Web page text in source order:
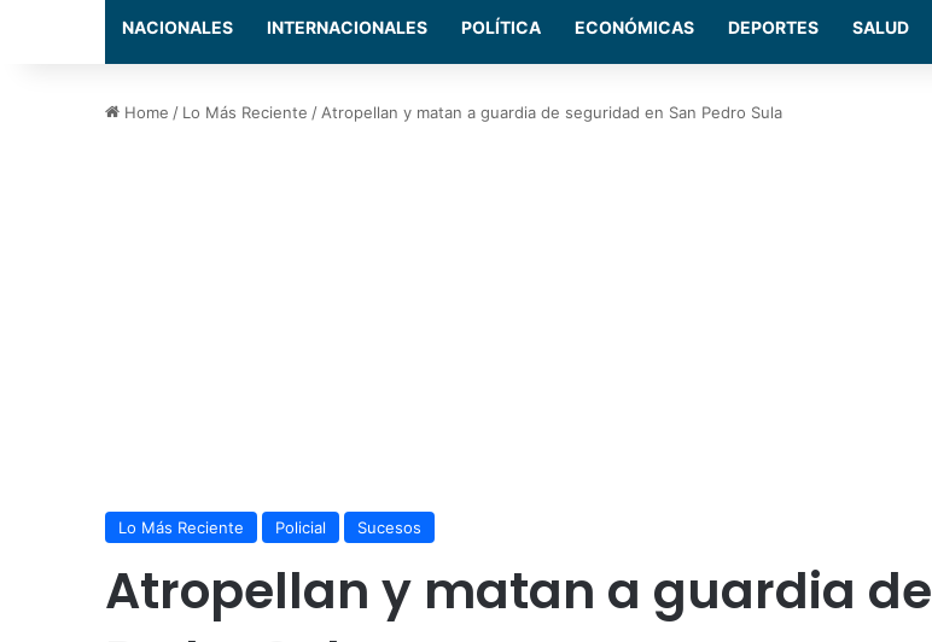
NACIONALES INTERNACIONALES POLÍTICA ECONÓMICAS DEPORTES SALUD
Home / Lo Más Reciente / Atropellan y matan a guardia de seguridad en San Pedro Sula
Lo Más Reciente Policial Sucesos
Atropellan y matan a guardia